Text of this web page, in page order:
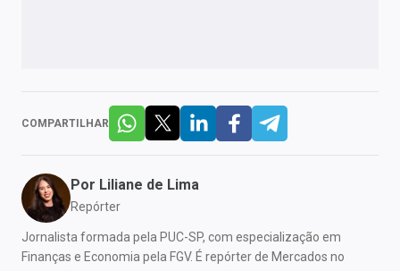
COMPARTILHAR
Por Liliane de Lima
Repórter
Jornalista formada pela PUC-SP, com especialização em
Finanças e Economia pela FGV. É repórter de Mercados no